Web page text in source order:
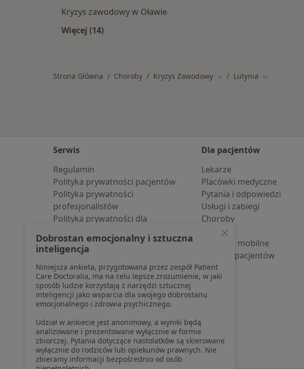
Kryzys zawodowy w Oławie
Więcej (14)
Strona Główna Choroby Kryzys Zawodowy Zmień miasto
Lutynia Zmień miasto
Serwis
Regulamin
Polityka prywatności pacjentów
Polityka prywatności
profesjonalistów
Polityka prywatności dla
pozyskaliśmy samodzielnie
Polityka cookies
Jak działają wyniki wyszukiwania
Dostępność
O nas
Praca Rekrutujemy!
Partnerzy
Centrum prasowe
Kontakt
Dla pacjentów
Lekarze
Placówki medyczne
Pytania i odpowiedzi
Usługi i zabiegi
Choroby
Pomoc
Aplikacje mobilne
Blog dla pacjentów
Dobrostan emocjonalny i sztuczna
inteligencja
Niniejsza ankieta, przygotowana przez zespół Patient
Care Doctoralia, ma na celu lepsze zrozumienie, w jaki
sposób ludzie korzystają z narzędzi sztucznej
inteligencji jako wsparcia dla swojego dobrostanu
emocjonalnego i zdrowia psychicznego.
Udział w ankiecie jest anonimowy, a wyniki będą
analizowane i prezentowane wyłącznie w formie
zbiorczej. Pytania dotyczące nastolatków są skierowane
wyłącznie do rodziców lub opiekunów prawnych. Nie
zbieramy informacji bezpośrednio od osób